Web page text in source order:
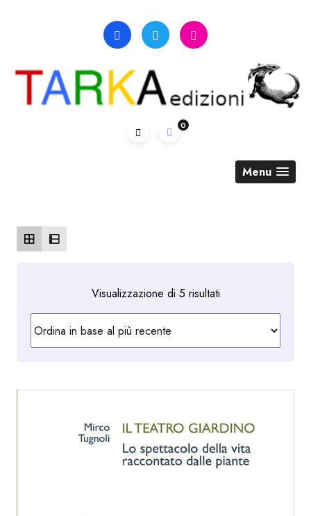
0
Menu
Visualizzazione di 5 risultatiOrdina
in
al
recente